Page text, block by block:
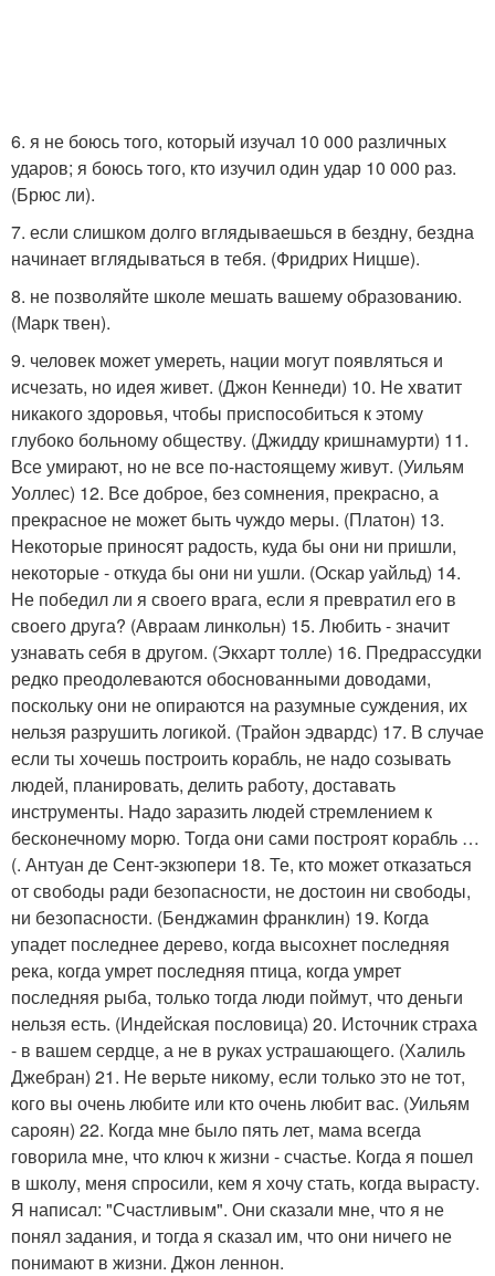
6. я не боюсь того, который изучал 10 000 различных
ударов; я боюсь того, кто изучил один удар 10 000 раз.
(Брюс ли).
7. если слишком долго вглядываешься в бездну, бездна
начинает вглядываться в тебя. (Фридрих Ницше).
8. не позволяйте школе мешать вашему образованию.
(Марк твен).
9. человек может умереть, нации могут появляться и
исчезать, но идея живет. (Джон Кеннеди) 10. Не хватит
никакого здоровья, чтобы приспособиться к этому
глубоко больному обществу. (Джидду кришнамурти) 11.
Все умирают, но не все по-настоящему живут. (Уильям
Уоллес) 12. Все доброе, без сомнения, прекрасно, а
прекрасное не может быть чуждо меры. (Платон) 13.
Некоторые приносят радость, куда бы они ни пришли,
некоторые - откуда бы они ни ушли. (Оскар уайльд) 14.
Не победил ли я своего врага, если я превратил его в
своего друга? (Авраам линкольн) 15. Любить - значит
узнавать себя в другом. (Экхарт толле) 16. Предрассудки
редко преодолеваются обоснованными доводами,
поскольку они не опираются на разумные суждения, их
нельзя разрушить логикой. (Трайон эдвардс) 17. В случае
если ты хочешь построить корабль, не надо созывать
людей, планировать, делить работу, доставать
инструменты. Надо заразить людей стремлением к
бесконечному морю. Тогда они сами построят корабль …
(. Антуан де Сент-экзюпери 18. Те, кто может отказаться
от свободы ради безопасности, не достоин ни свободы,
ни безопасности. (Бенджамин франклин) 19. Когда
упадет последнее дерево, когда высохнет последняя
река, когда умрет последняя птица, когда умрет
последняя рыба, только тогда люди поймут, что деньги
нельзя есть. (Индейская пословица) 20. Источник страха
- в вашем сердце, а не в руках устрашающего. (Халиль
Джебран) 21. Не верьте никому, если только это не тот,
кого вы очень любите или кто очень любит вас. (Уильям
сароян) 22. Когда мне было пять лет, мама всегда
говорила мне, что ключ к жизни - счастье. Когда я пошел
в школу, меня спросили, кем я хочу стать, когда вырасту.
Я написал: "Счастливым". Они сказали мне, что я не
понял задания, и тогда я сказал им, что они ничего не
понимают в жизни. Джон леннон.